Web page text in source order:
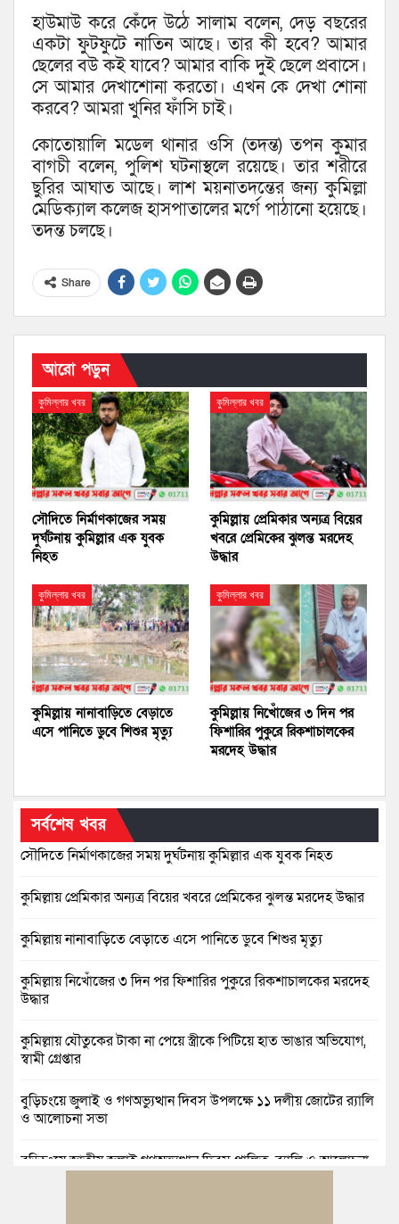
হাউমাউ করে কেঁদে উঠে সালাম বলেন, দেড় বছরের
একটা ফুটফুটে নাতিন আছে। তার কী হবে? আমার
ছেলের বউ কই যাবে? আমার বাকি দুই ছেলে প্রবাসে।
সে আমার দেখাশোনা করতো। এখন কে দেখা শোনা
করবে? আমরা খুনির ফাঁসি চাই।
কোতোয়ালি মডেল থানার ওসি (তদন্ত) তপন কুমার
বাগচী বলেন, পুলিশ ঘটনাস্থলে রয়েছে। তার শরীরে
ছুরির আঘাত আছে। লাশ ময়নাতদন্তের জন্য কুমিল্লা
মেডিক্যাল কলেজ হাসপাতালের মর্গে পাঠানো হয়েছে।
তদন্ত চলছে।
Share
আরো পড়ুন
কুমিল্লার খবর
সৌদিতে নির্মাণকাজের সময়
দুর্ঘটনায় কুমিল্লার এক যুবক
নিহত
কুমিল্লার খবর
কুমিল্লায় প্রেমিকার অন্যত্র বিয়ের
খবরে প্রেমিকের ঝুলন্ত মরদেহ
উদ্ধার
কুমিল্লার খবর
কুমিল্লায় নানাবাড়িতে বেড়াতে
এসে পানিতে ডুবে শিশুর মৃত্যু
কুমিল্লার খবর
কুমিল্লায় নিখোঁজের ৩ দিন পর
ফিশারির পুকুরে রিকশাচালকের
মরদেহ উদ্ধার
সর্বশেষ খবর
সৌদিতে নির্মাণকাজের সময় দুর্ঘটনায় কুমিল্লার এক যুবক নিহত
কুমিল্লায় প্রেমিকার অন্যত্র বিয়ের খবরে প্রেমিকের ঝুলন্ত মরদেহ উদ্ধার
কুমিল্লায় নানাবাড়িতে বেড়াতে এসে পানিতে ডুবে শিশুর মৃত্যু
কুমিল্লায় নিখোঁজের ৩ দিন পর ফিশারির পুকুরে রিকশাচালকের মরদেহ
উদ্ধার
কুমিল্লায় যৌতুকের টাকা না পেয়ে স্ত্রীকে পিটিয়ে হাত ভাঙার অভিযোগ,
স্বামী গ্রেপ্তার
বুড়িচংয়ে জুলাই ও গণঅভ্যুত্থান দিবস উপলক্ষে ১১ দলীয় জোটের র‍্যালি
ও আলোচনা সভা
বুড়িচংয়ে জাতীয় জুলাই গণঅভ্যুত্থান দিবস পালিত, র‍্যালি ও আলোচনা